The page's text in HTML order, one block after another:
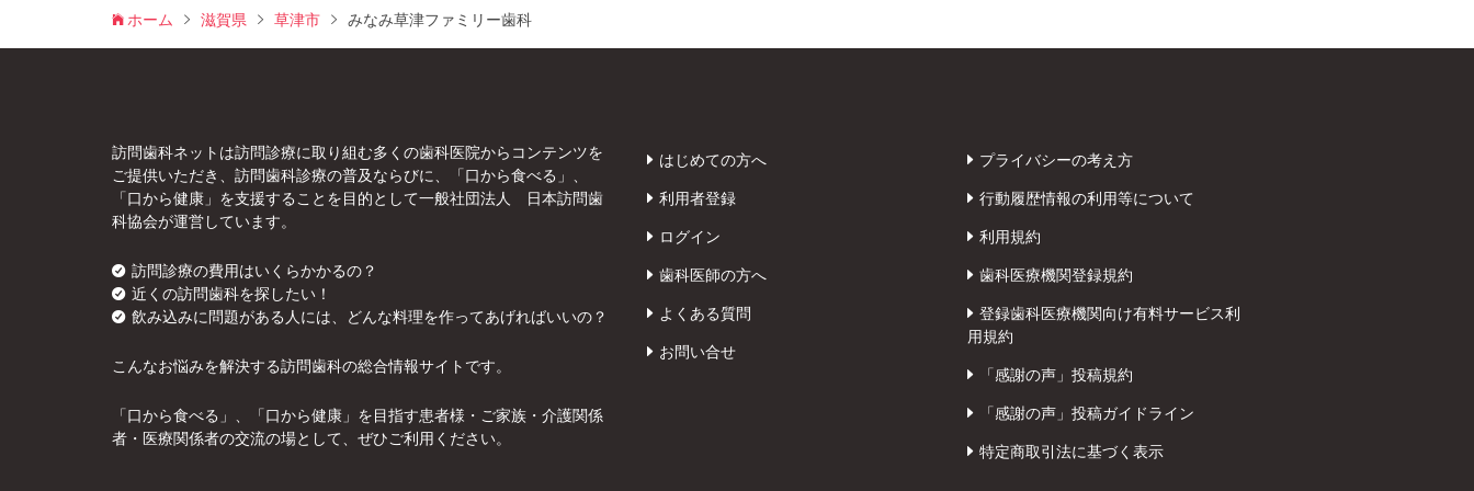
ホーム 滋賀県 草津市 みなみ草津ファミリー歯科
訪問歯科ネットは訪問診療に取り組む多くの歯科医院からコンテンツを
ご提供いただき、訪問歯科診療の普及ならびに、「口から食べる」、
「口から健康」を支援することを目的として一般社団法人 日本訪問歯
科協会が運営しています。
訪問診療の費用はいくらかかるの？
近くの訪問歯科を探したい！
飲み込みに問題がある人には、どんな料理を作ってあげればいいの？
こんなお悩みを解決する訪問歯科の総合情報サイトです。
「口から食べる」、「口から健康」を目指す患者様・ご家族・介護関係
者・医療関係者の交流の場として、ぜひご利用ください。
はじめての方へ
利用者登録
ログイン
歯科医師の方へ
よくある質問
お問い合せ
プライバシーの考え方
行動履歴情報の利用等について
利用規約
歯科医療機関登録規約
登録歯科医療機関向け有料サービス利
用規約
「感謝の声」投稿規約
「感謝の声」投稿ガイドライン
特定商取引法に基づく表示